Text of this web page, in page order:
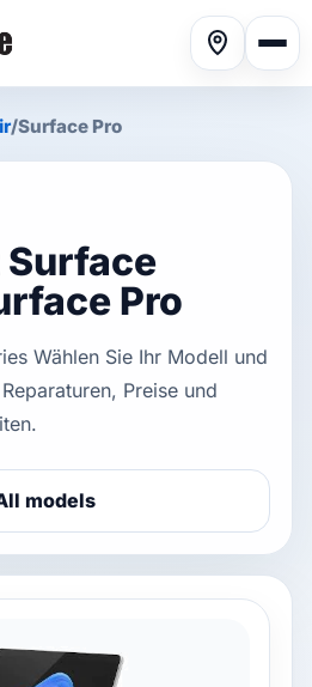
▾
/Surface Pro
Pro
Wählen Sie Ihr Modell und
Preise und
models